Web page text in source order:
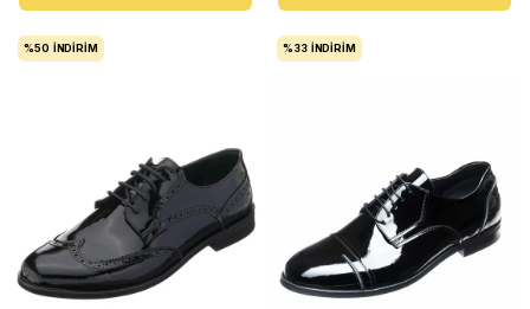
%50 İNDIRIM %33 İNDIRIM